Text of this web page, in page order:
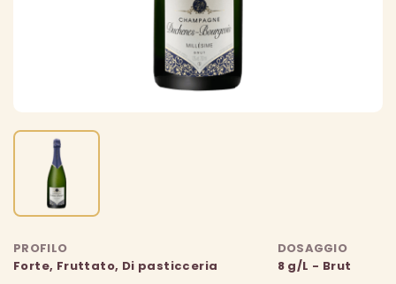
PROFILO
Forte, Fruttato, Di pasticceria
DOSAGGIO
8 g/L - Brut